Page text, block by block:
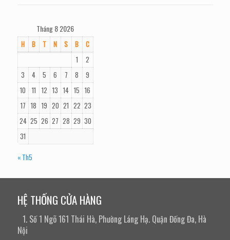
Tháng 8 2026
H B T N S B
C
1
2
3
4 5 6 7 8
9
10
11 12 13 14 15 16
17 18 19 20 21 22 23
24 25 26 27 28 29 30
31
« Th5
HỆ THỐNG CỬA HÀNG
1. Số 1 Ngõ 161 Thái Hà, Phường Láng Hạ. Quận Đống Đa, Hà
Nội